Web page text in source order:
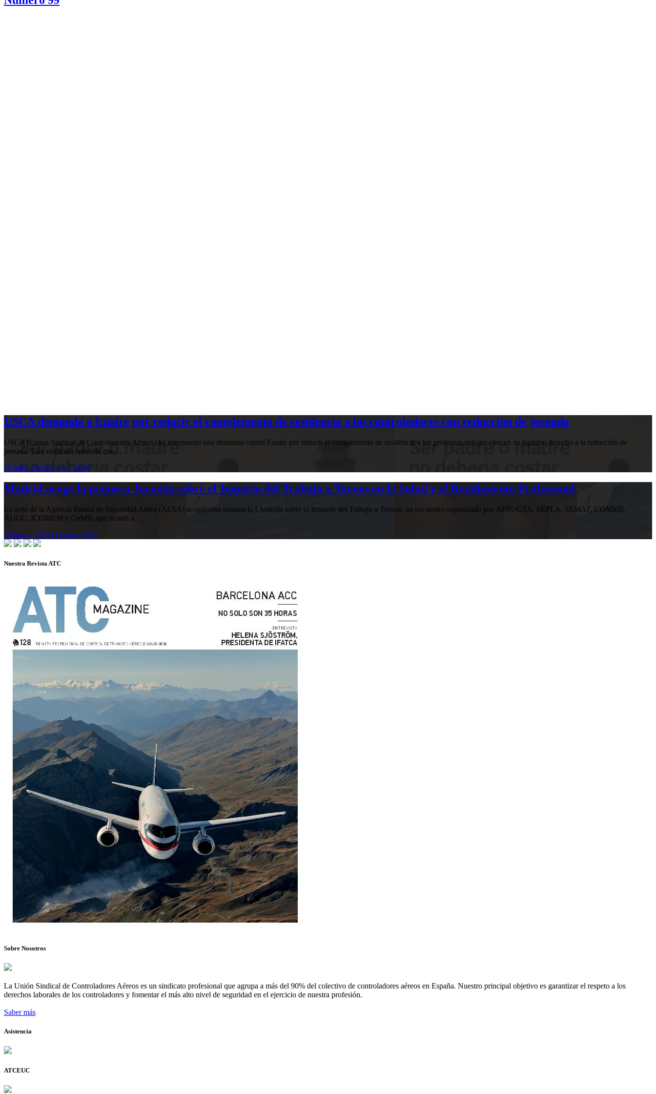
USCA demanda a Enaire por reducir el complemento de residencia a los controladores con reducción de jornada
USCA (Unión Sindical de Controladores Aéreos) ha interpuesto una demanda contra Enaire por reducir el complemento de residencia a los profesionales que ejercen su legítimo derecho a la reducción de
jornada. Este sindicato entiende que…
10 julio, 202610 julio, 2026
Madrid acoge la primera Jornada sobre el Impacto del Trabajo a Turnos en la Salud y el Rendimiento Profesional
La sede de la Agencia Estatal de Seguridad Aérea (AESA) acogió esta semana la I Jornada sobre el Impacto del Trabajo a Turnos, un encuentro organizado por APROCTA, SEPLA, SEMAF, COMME,
AUGC, ICOMEM y CoMB, que reunió a…
13 mayo, 202613 mayo, 2026
Nuestra Revista ATC
Sobre Nosotros
La Unión Sindical de Controladores Aéreos es un sindicato profesional que agrupa a más del 90% del colectivo de controladores aéreos en España. Nuestro principal objetivo es garantizar el respeto a los
derechos laborales de los controladores y fomentar el más alto nivel de seguridad en el ejercicio de nuestra profesión.
Saber más
Asistencia
ATCEUC